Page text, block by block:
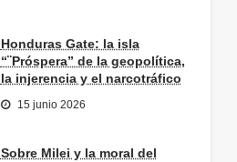
Honduras Gate: la isla
“¨Próspera” de la geopolítica,
la injerencia y el narcotráfico
15 junio 2026
Sobre Milei y la moral del